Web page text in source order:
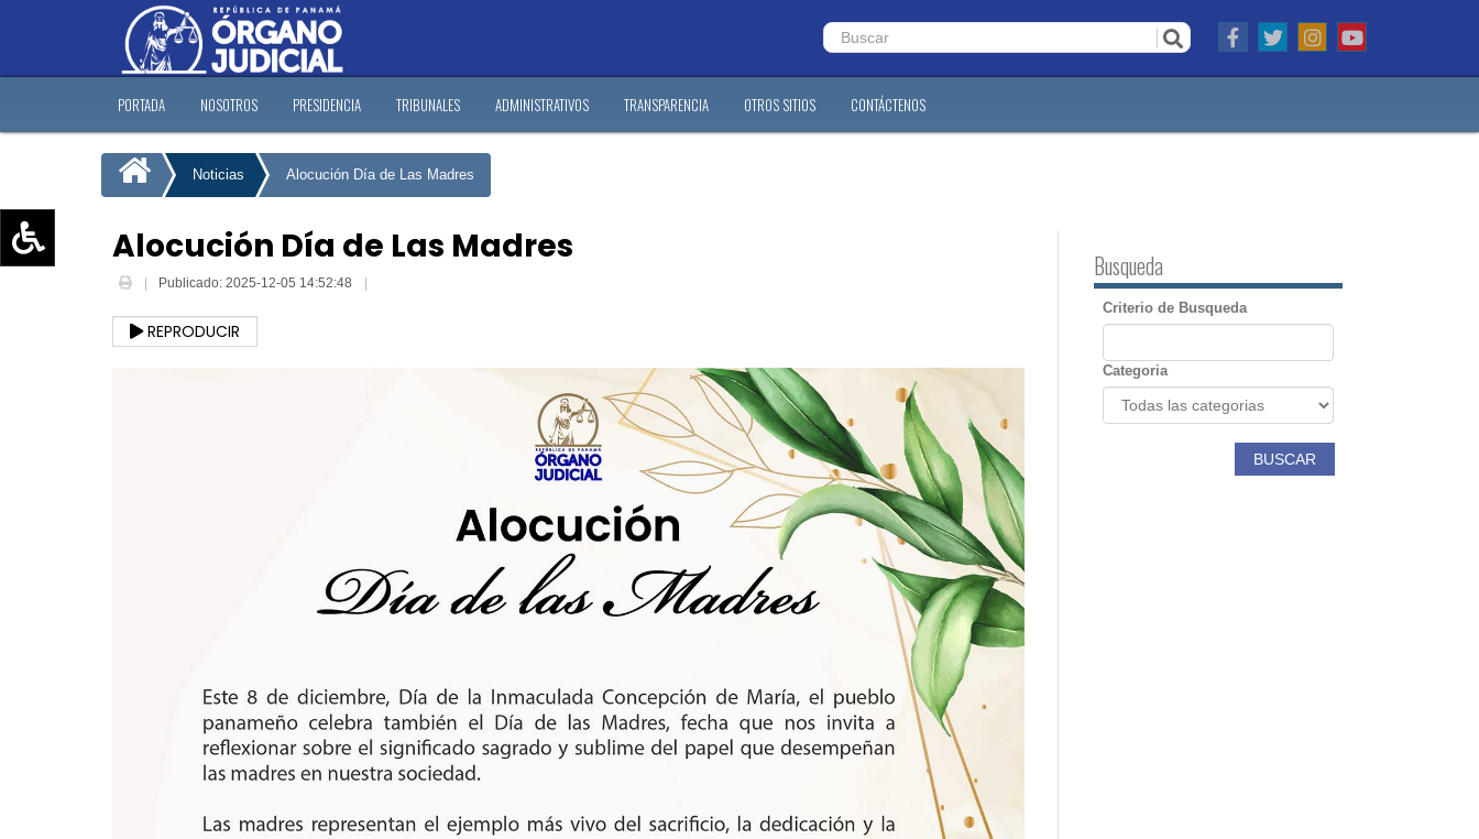
Aumentar texto (+)
Restablecer texto
PORTADA NOSOTROS PRESIDENCIA TRIBUNALES ADMINISTRATIVOS TRANSPARENCIA OTROS SITIOS CONTÁCTENOS
Noticias Alocución Día de Las Madres
Alocución Día de Las Madres
Publicado: 2025-12-05 14:52:48
REPRODUCIR
Busqueda
Criterio de Busqueda
Categoria
BUSCAR